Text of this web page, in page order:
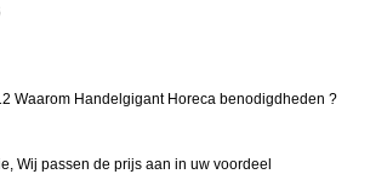
Waarom Handelgigant Horeca benodigdheden ?
Wij passen de prijs aan in uw voordeel